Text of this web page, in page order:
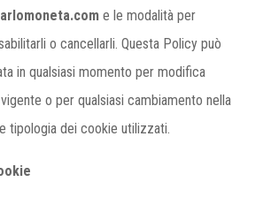
e le modalità per
o cancellarli. Questa Policy può
in qualsiasi momento per modifica
o per qualsiasi cambiamento nella
tipologia dei cookie utilizzati.